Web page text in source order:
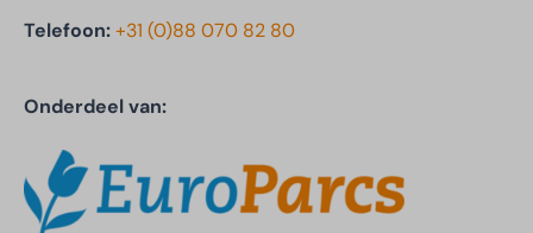
Telefoon:+31 (0)88 070 82 80
Onderdeel van: